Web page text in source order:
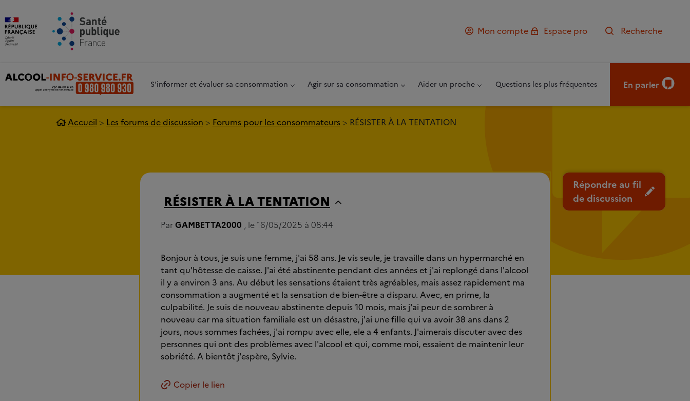
Mon compte
Espace pro Recherche
S'informer et évaluer sa consommation Agir sur sa consommation Aider un proche Questions les plus fréquentes En parler
Accueil Les forums de discussion Forums pour les consommateurs RÉSISTER À LA TENTATION
Répondre au fil
de discussion
RÉSISTER À LA TENTATION
ParGAMBETTA2000 , le 16/05/2025 à 08:44
Bonjour à tous, je suis une femme, j'ai 58 ans. Je vis seule, je travaille dans un hypermarché en
tant qu'hôtesse de caisse. J'ai été abstinente pendant des années et j'ai replongé dans l'alcool
il y a environ 3 ans. Au début les sensations étaient très agréables, mais assez rapidement ma
consommation a augmenté et la sensation de bien-être a disparu. Avec, en prime, la
culpabilité. Je suis de nouveau abstinente depuis 10 mois, mais j'ai peur de sombrer à
nouveau car ma situation familiale est un désastre, j'ai une fiIle qui va avoir 38 ans dans 2
jours, nous sommes fachées, j'ai rompu avec elle, ele a 4 enfants. J'aimerais discuter avec des
personnes qui ont des problèmes avec l'alcool et qui, comme moi, essaient de maintenir leur
sobriété. A bientôt j'espère, Sylvie.
Copier le lien